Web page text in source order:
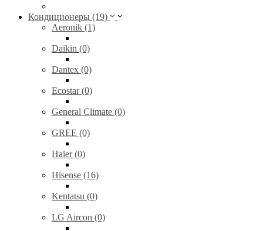
Кондиционеры (19)
Aeronik (1)
Daikin (0)
Dantex (0)
Ecostar (0)
General Climate (0)
GREE (0)
Haier (0)
Hisense (16)
Kentatsu (0)
LG Aircon (0)